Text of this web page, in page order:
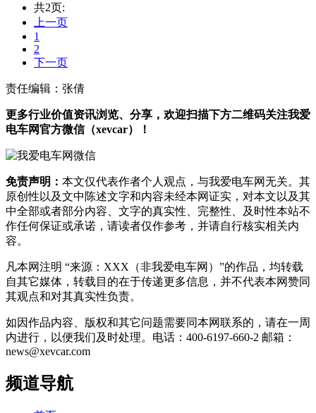
共2页:
上一页
1
2
下一页
责任编辑：张倩
更多行业价值资讯浏览、分享，欢迎扫描下方二维码关注我爱
电车网官方微信（xevcar）！
免责声明： 本文仅代表作者个人观点，与我爱电车网无关。其
原创性以及文中陈述文字和内容未经本网证实，对本文以及其
中全部或者部分内容、文字的真实性、完整性、及时性本站不
作任何保证或承诺，请读者仅作参考，并请自行核实相关内
容。
凡本网注明 “来源：XXX（非我爱电车网）”的作品，均转载
自其它媒体，转载目的在于传递更多信息，并不代表本网赞同
其观点和对其真实性负责。
如因作品内容、版权和其它问题需要同本网联系的，请在一周
内进行，以便我们及时处理。电话：400-6197-660-2 邮箱：
news@xevcar.com
频道导航